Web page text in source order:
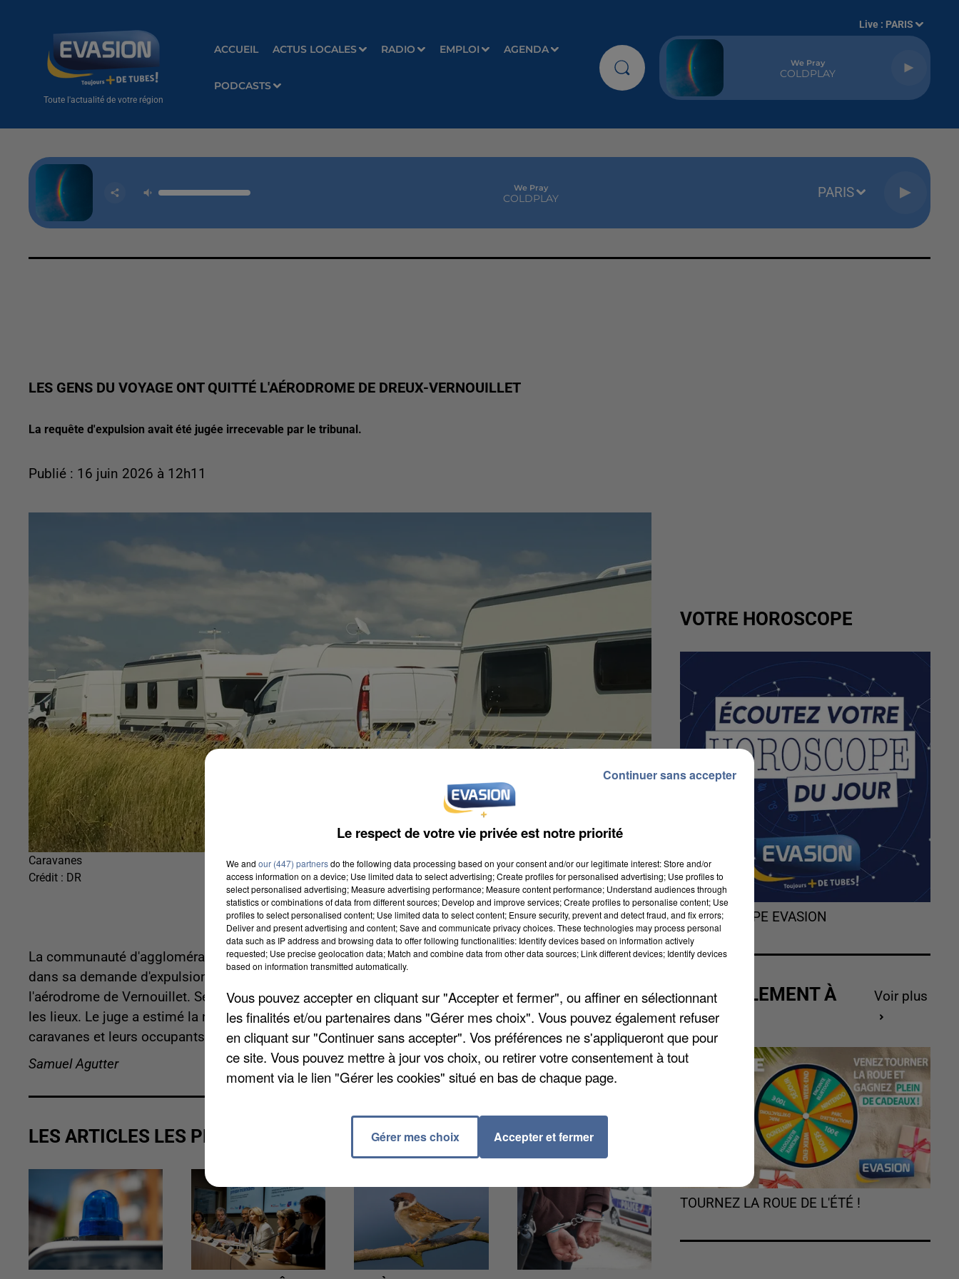
Toute l'actualité de votre région
ACCUEIL ACTUS LOCALES RADIO EMPLOI AGENDA
PODCASTS
Live : PARIS
We Pray
COLDPLAY
We Pray
COLDPLAY PARIS
LES GENS DU VOYAGE ONT QUITTÉ L'AÉRODROME DE DREUX-VERNOUILLET
La requête d'expulsion avait été jugée irrecevable par le tribunal.
Publié : 16 juin 2026 à 12h11
Caravanes
Crédit : DR
La communauté d'agglomération du Pays de Dreux déboutée par le tribunal administratif d'Orléans
dans sa demande d'expulsion en urgence de gens du voyage installés sans autorisation sur
l'aérodrome de Vernouillet. Selon un constat d’huissier, près de 200 caravanes et véhicules occupaient
les lieux. Le juge a estimé la requête irrecevable, faute d’identification précise des occupants. Les
caravanes et leurs occupants ont depuis quitté le site.
Samuel Agutter
LES ARTICLES LES PLUS VUS
VOTRE HOROSCOPE
L'HOROSCOPE EVASION
ACTUELLEMENT À
GAGNER
Voir plus
TOURNEZ LA ROUE DE L'ÉTÉ !
Le respect de votre vie privée est notre priorité
We and our (447) partnersdo the following data processing based on your consent and/or our legitimate interest: Store and/or
access information on a device; Use limited data to select advertising; Create profiles for personalised advertising; Use profiles to
select personalised advertising; Measure advertising performance; Measure content performance; Understand audiences through
statistics or combinations of data from different sources; Develop and improve services; Create profiles to personalise content; Use
profiles to select personalised content; Use limited data to select content; Ensure security, prevent and detect fraud, and fix errors;
Deliver and present advertising and content; Save and communicate privacy choices. These technologies may process personal
data such as IP address and browsing data to offer following functionalities: Identify devices based on information actively
requested; Use precise geolocation data; Match and combine data from other data sources; Link different devices; Identify devices
based on information transmitted automatically.
Vous pouvez accepter en cliquant sur "Accepter et fermer", ou affiner en sélectionnant
les finalités et/ou partenaires dans "Gérer mes choix". Vous pouvez également refuser
en cliquant sur "Continuer sans accepter". Vos préférences ne s'appliqueront que pour
ce site. Vous pouvez mettre à jour vos choix, ou retirer votre consentement à tout
moment via le lien "Gérer les cookies" situé en bas de chaque page.
Gérer mes choix Accepter et fermer
Continuer sans accepter